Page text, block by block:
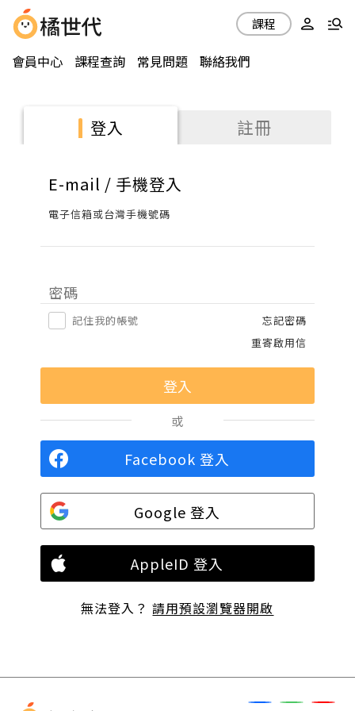
會員中心 課程查詢 常見問題 聯絡我們
課程
登入 註冊
E-mail / 手機登入
電子信箱或台灣手機號碼
密碼
記住我的帳號
忘記密碼
重寄啟用信
或
Facebook 登入
Google 登入
AppleID 登入
無法登入？請用預設瀏覽器開啟